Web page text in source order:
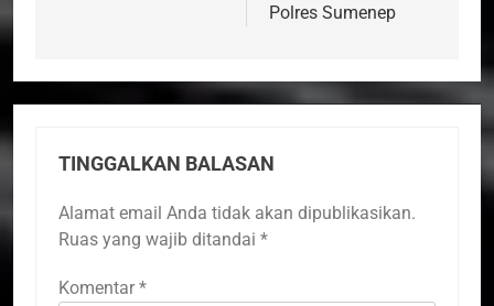
Polres Sumenep
TINGGALKAN BALASAN
Alamat email Anda tidak akan dipublikasikan.
Ruas yang wajib ditandai *
Komentar *